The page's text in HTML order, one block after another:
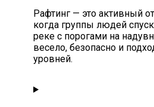
Рафтинг — это активный
когда группы людей
реке с порогами на
весело, безопасно и
уровней.